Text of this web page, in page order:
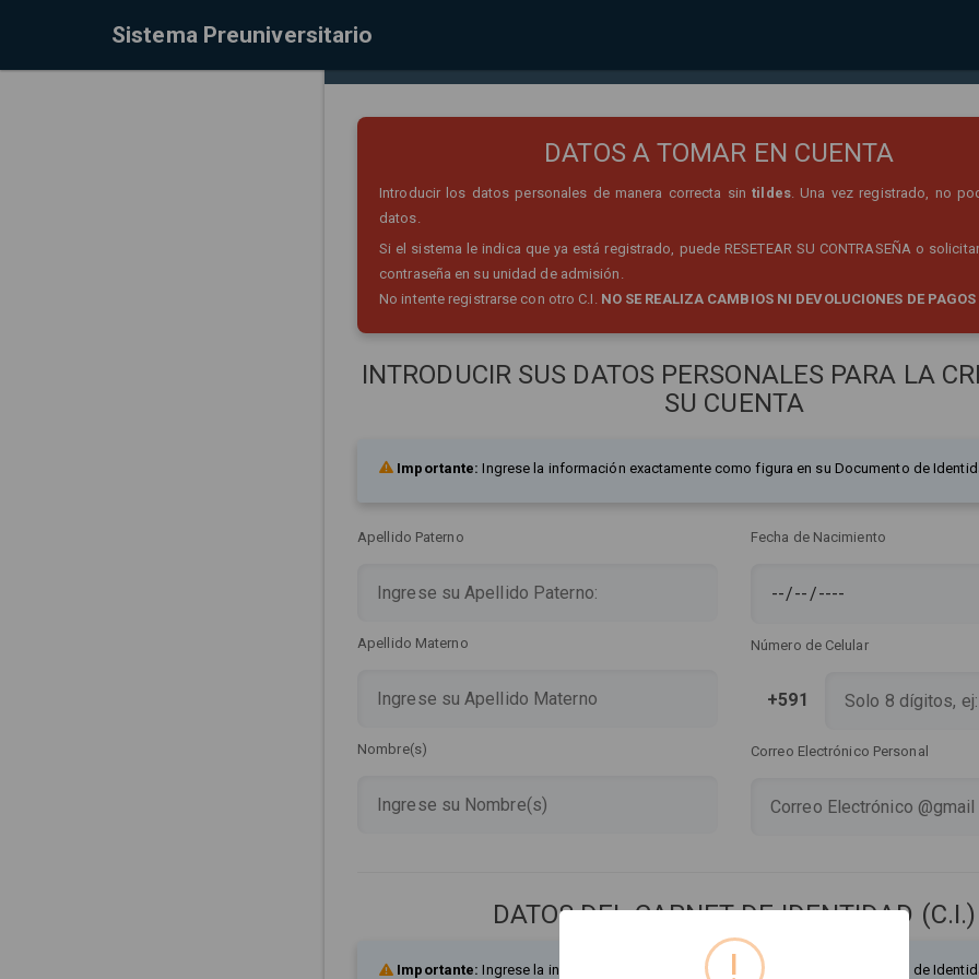
Sistema Preuniversitario
DATOS A TOMAR EN CUENTA
Introducir los datos personales de manera correcta sintildes. Una vez registrado, no
datos.
Si el sistema le indica que ya está registrado, puede RESETEAR SU CONTRASEÑA o
contraseña en su unidad de admisión.
No intente registrarse con otro C.I. NO SE REALIZA CAMBIOS NI DEVOLUCIONES DE
INTRODUCIR SUS DATOS PERSONALES PARA LA
SU CUENTA
Importante: Ingrese la información exactamente como figura en su Documento de
Apellido Paterno
Apellido Materno
Nombre(s)
Fecha de Nacimiento
Número de Celular
+591
Correo Electrónico Personal
DATOS DEL CARNET DE IDENTIDAD (C.I.)
Importante: Ingrese la información exactamente como figura en su Documento de
!